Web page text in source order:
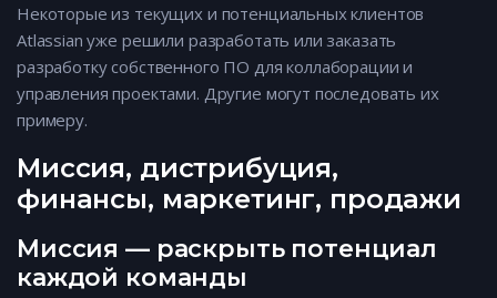
Некоторые из текущих и потенциальных клиентов
Atlassian уже решили разработать или заказать
разработку собственного ПО для коллаборации и
управления проектами. Другие могут последовать их
примеру.
Миссия, дистрибуция,
финансы, маркетинг, продажи
Миссия — раскрыть потенциал
каждой команды